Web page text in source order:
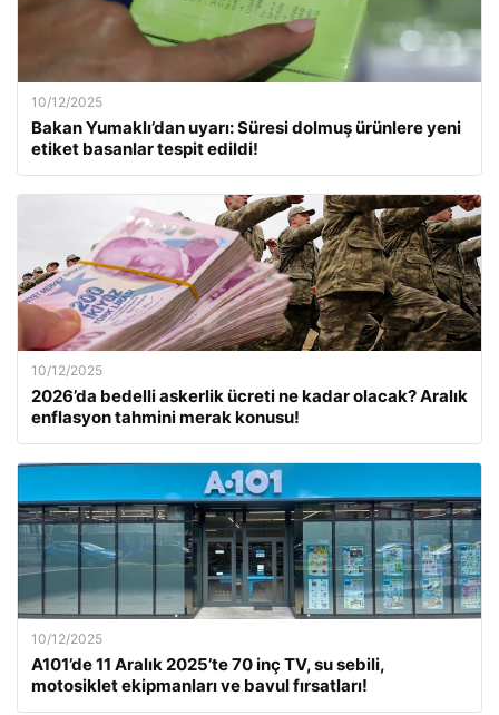
10/12/2025
Bakan Yumaklı’dan uyarı: Süresi dolmuş ürünlere yeni
etiket basanlar tespit edildi!
10/12/2025
2026’da bedelli askerlik ücreti ne kadar olacak? Aralık
enflasyon tahmini merak konusu!
10/12/2025
A101’de 11 Aralık 2025’te 70 inç TV, su sebili,
motosiklet ekipmanları ve bavul fırsatları!